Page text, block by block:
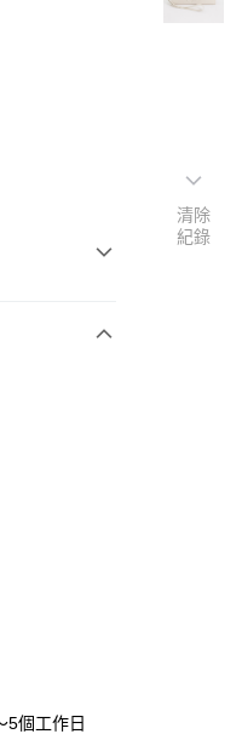
另外申請。
5個工作日
清除
紀錄